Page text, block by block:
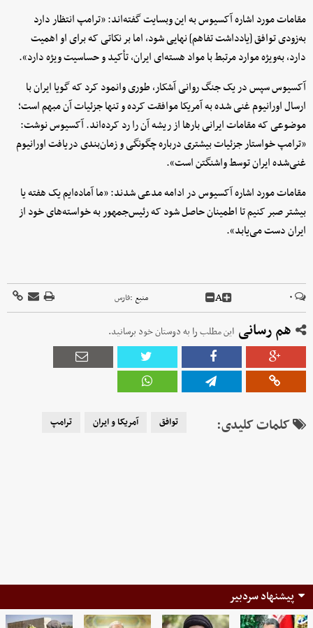
مقامات مورد اشاره آکسیوس به این وبسایت گفته‌اند: «ترامپ انتظار دارد
به‌زودی توافق [یادداشت تفاهم] نهایی شود، اما بر نکاتی که برای او اهمیت
دارد، به‌ویژه موارد مرتبط با مواد هسته‌ای ایران، تأکید و حساسیت ویژه دارد».
آکسیوس سپس در یک جنگ روانی آشکار، طوری وانمود کرد که گویا ایران با
ارسال اورانیوم غنی‌ شده به آمریکا موافقت کرده و تنها جزئیات آن مبهم است؛
موضوعی که مقامات ایرانی بارها از ریشه آن را رد کرده‌اند. آکسیوس نوشت:
«ترامپ خواستار جزئیات بیشتری درباره چگونگی و زمان‌بندی دریافت اورانیوم
غنی‌شده ایران توسط واشنگتن است».
مقامات مورد اشاره آکسیوس در ادامه مدعی شدند: «ما آماده‌ایم یک هفته یا
بیشتر صبر کنیم تا اطمینان حاصل شود که رئیس‌جمهور به خواسته‌های خود از
ایران دست می‌یابد».
۰ A منبع :فارس
هم رسانی این مطلب را به دوستان خود برسانید.
کلمات کلیدی: توافق آمریکا و ایران ترامپ
پیشنهاد سردبیر